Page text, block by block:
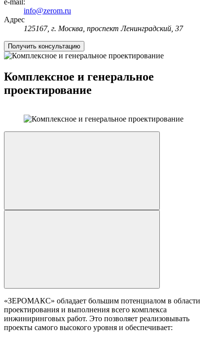
e-mail:
info@zerom.ru
Адрес
125167, г. Москва, проспект Ленинградский, 37
Получить консультацию
Комплексное и генеральное
проектирование
«ЗЕРОМАКС» обладает большим потенциалом в области
проектирования и выполнения всего комплекса
инжиниринговых работ. Это позволяет реализовывать
проекты самого высокого уровня и обеспечивает: